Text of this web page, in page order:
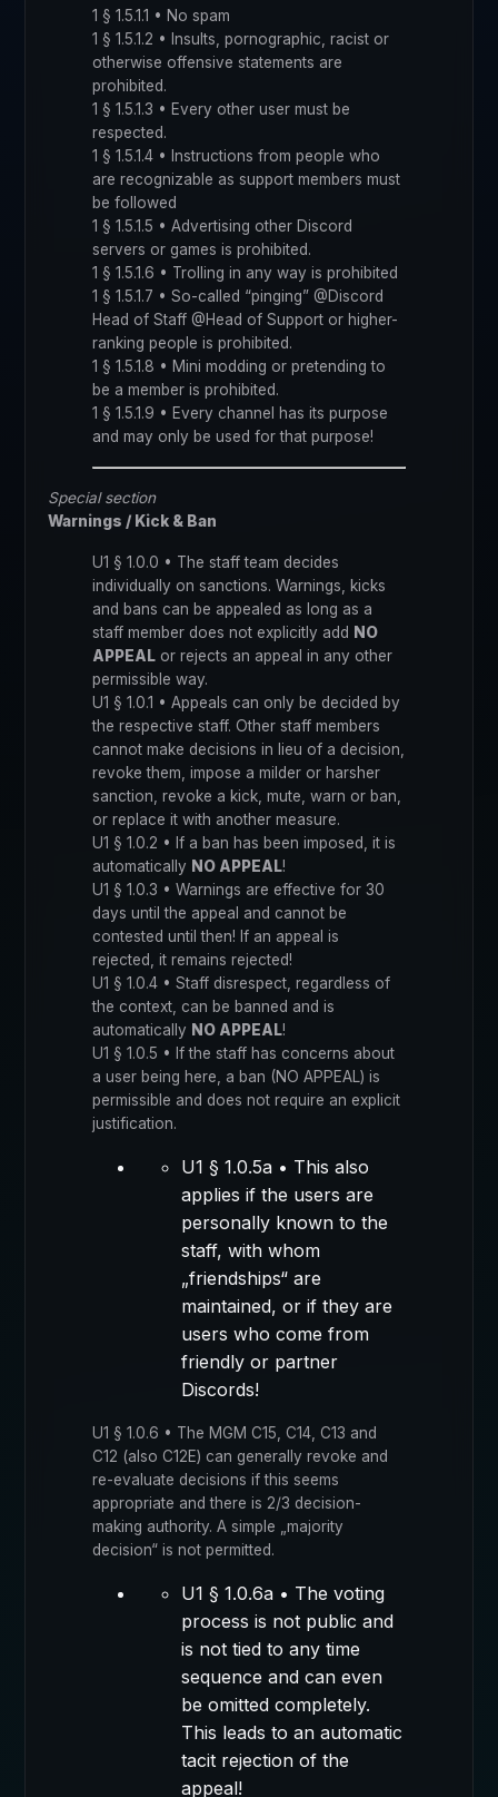
1 § 1.5.1.1 • No spam
1 § 1.5.1.2 • Insults, pornographic, racist or
otherwise offensive statements are
prohibited.
1 § 1.5.1.3 • Every other user must be
respected.
1 § 1.5.1.4 • Instructions from people who
are recognizable as support members must
be followed
1 § 1.5.1.5 • Advertising other Discord
servers or games is prohibited.
1 § 1.5.1.6 • Trolling in any way is prohibited
1 § 1.5.1.7 • So-called “pinging” @Discord
Head of Staff @Head of Support or higher-
ranking people is prohibited.
1 § 1.5.1.8 • Mini modding or pretending to
be a member is prohibited.
1 § 1.5.1.9 • Every channel has its purpose
and may only be used for that purpose!
Special section
Warnings / Kick & Ban
U1 § 1.0.0 • The staff team decides
individually on sanctions. Warnings, kicks
and bans can be appealed as long as a
staff member does not explicitly add NO
APPEAL or rejects an appeal in any other
permissible way.
U1 § 1.0.1 • Appeals can only be decided by
the respective staff. Other staff members
cannot make decisions in lieu of a decision,
revoke them, impose a milder or harsher
sanction, revoke a kick, mute, warn or ban,
or replace it with another measure.
U1 § 1.0.2 • If a ban has been imposed, it is
automatically NO APPEAL!
U1 § 1.0.3 • Warnings are effective for 30
days until the appeal and cannot be
contested until then! If an appeal is
rejected, it remains rejected!
U1 § 1.0.4 • Staff disrespect, regardless of
the context, can be banned and is
automatically NO APPEAL!
U1 § 1.0.5 • If the staff has concerns about
a user being here, a ban (NO APPEAL) is
permissible and does not require an explicit
justification.
U1 § 1.0.5a • This also
applies if the users are
personally known to the
staff, with whom
„friendships“ are
maintained, or if they are
users who come from
friendly or partner
Discords!
U1 § 1.0.6 • The MGM C15, C14, C13 and
C12 (also C12E) can generally revoke and
re-evaluate decisions if this seems
appropriate and there is 2/3 decision-
making authority. A simple „majority
decision“ is not permitted.
U1 § 1.0.6a • The voting
process is not public and
is not tied to any time
sequence and can even
be omitted completely.
This leads to an automatic
tacit rejection of the
appeal!